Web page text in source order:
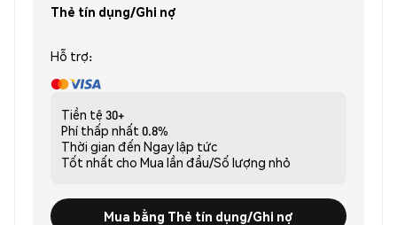
Thẻ tín dụng/Ghi nợ
Hỗ trợ:
Tiền tệ 30+
Phí thấp nhất 0.8%
Thời gian đến Ngay lập tức
Tốt nhất cho Mua lần đầu/Số lượng nhỏ
Mua bằng Thẻ tín dụng/Ghi nợ